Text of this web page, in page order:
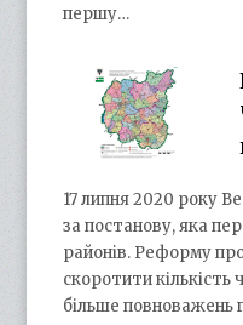
першу…
17 липня 2020 року
за постанову, яка
районів. Реформу
скоротити кількість
більше повноважень